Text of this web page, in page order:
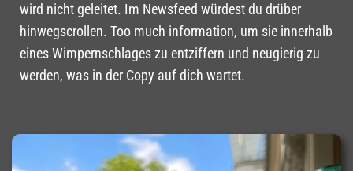
wird nicht geleitet. Im Newsfeed würdest du drüber
hinwegscrollen. Too much information, um sie innerhalb
eines Wimpernschlages zu entziffern und neugierig zu
werden, was in der Copy auf dich wartet.